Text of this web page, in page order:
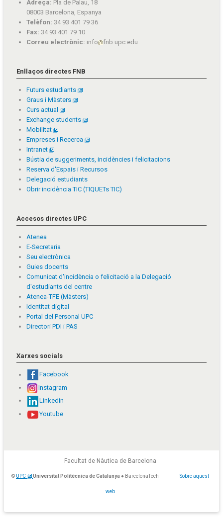
Adreça: Pla de Palau, 18
08003 Barcelona, Espanya
Telèfon: 34 93 401 79 36
Fax: 34 93 401 79 10
Correu electrònic: info fnb.upc.edu
Enllaços directes FNB
Futurs estudiants
Graus i Màsters
Curs actual
Exchange students
Mobilitat
Empreses i Recerca
Intranet
Bústia de suggeriments, incidències i felicitacions
Reserva d'Espais i Recursos
Delegació estudiants
Obrir incidència TIC (TIQUETs TIC)
Accesos directes UPC
Atenea
E-Secretaria
Seu electrònica
Guies docents
Comunicat d'incidència o felicitació a la Delegació
d'estudiants del centre
Atenea-TFE (Màsters)
Identitat digital
Portal del Personal UPC
Directori PDI i PAS
Xarxes socials
Facebook
Instagram
Linkedin
Youtube
Facultat de Nàutica de Barcelona
© UPC Universitat Politècnica de Catalunya ● BarcelonaTech Sobre aquest
web